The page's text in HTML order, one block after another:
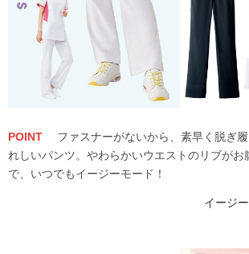
POINT
ファスナーがないから、素早く脱ぎ
れしいパンツ。やわらかいウエストのリブがお
で、いつでもイージーモード！
イージ